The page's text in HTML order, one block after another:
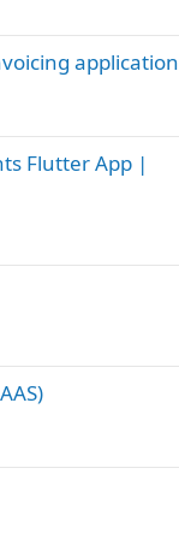
application
Flutter App |